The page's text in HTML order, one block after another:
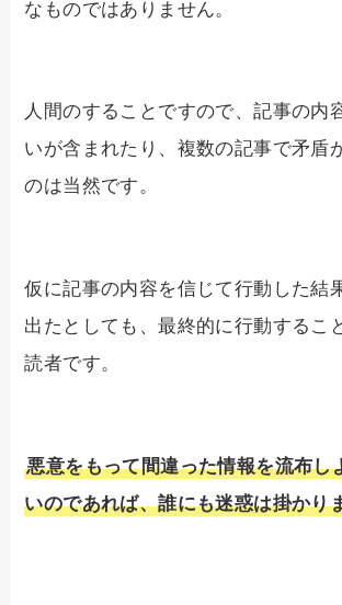
なものではありません。
人間のすることですので、記事の内
いが含まれたり、複数の記事で矛盾
のは当然です。
仮に記事の内容を信じて行動した結
出たとしても、最終的に行動するこ
読者です。
悪意をもって間違った情報を流布し
いのであれば、誰にも迷惑は掛かり